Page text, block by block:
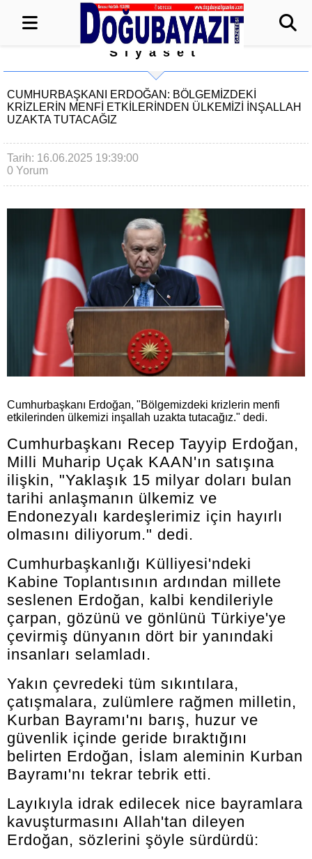
Siyaset
CUMHURBAŞKANI ERDOĞAN: BÖLGEMIZDEKI
KRIZLERIN MENFI ETKILERINDEN ÜLKEMIZI INŞALLAH
UZAKTA TUTACAĞIZ
Tarih: 16.06.2025 19:39:00
0 Yorum
Cumhurbaşkanı Erdoğan, "Bölgemizdeki krizlerin menfi
etkilerinden ülkemizi inşallah uzakta tutacağız." dedi.
Cumhurbaşkanı Recep Tayyip Erdoğan,
Milli Muharip Uçak KAAN'ın satışına
ilişkin, "Yaklaşık 15 milyar doları bulan
tarihi anlaşmanın ülkemiz ve
Endonezyalı kardeşlerimiz için hayırlı
olmasını diliyorum." dedi.
Cumhurbaşkanlığı Külliyesi'ndeki
Kabine Toplantısının ardından millete
seslenen Erdoğan, kalbi kendileriyle
çarpan, gözünü ve gönlünü Türkiye'ye
çevirmiş dünyanın dört bir yanındaki
insanları selamladı.
Yakın çevredeki tüm sıkıntılara,
çatışmalara, zulümlere rağmen milletin,
Kurban Bayramı'nı barış, huzur ve
güvenlik içinde geride bıraktığını
belirten Erdoğan, İslam aleminin Kurban
Bayramı'nı tekrar tebrik etti.
Layıkıyla idrak edilecek nice bayramlara
kavuşturmasını Allah'tan dileyen
Erdoğan, sözlerini şöyle sürdürdü: